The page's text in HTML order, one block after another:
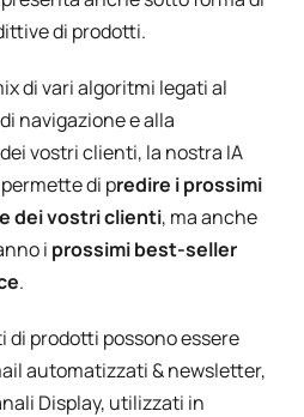
di prodotti.
di vari algoritmi legati al
navigazione e alla
vostri clienti, la nostra IA
di predire i prossimi
dei vostri clienti, ma anche
i prossimi best-seller
.
prodotti possono essere
automatizzati & newsletter,
Display, utilizzati in